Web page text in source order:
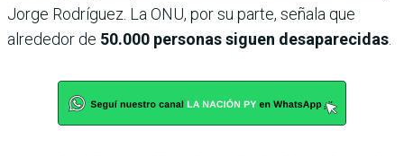
Jorge Rodríguez. La ONU, por su parte, señala que
alrededor de 50.000 personas siguen desaparecidas